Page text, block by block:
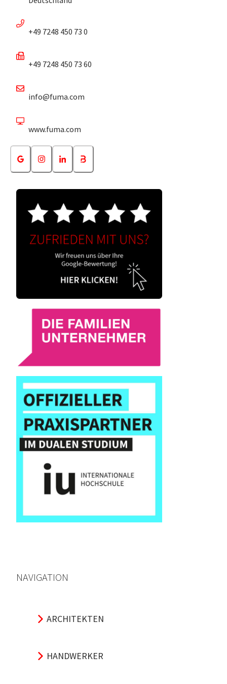
+49 7248 450 73 0
+49 7248 450 73 60
info@fuma.com
www.fuma.com
NAVIGATION
ARCHITEKTEN
HANDWERKER